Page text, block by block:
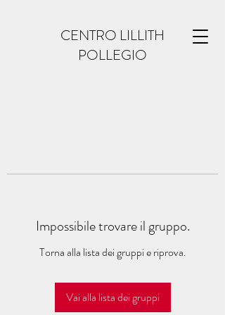
CENTRO LILLITH
POLLEGIO
Impossibile trovare il gruppo.
Torna alla lista dei gruppi e riprova.
Vai alla lista dei gruppi